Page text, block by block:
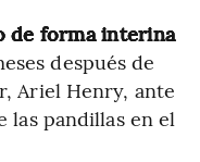
de forma interina
después de
Ariel Henry, ante
las pandillas en el